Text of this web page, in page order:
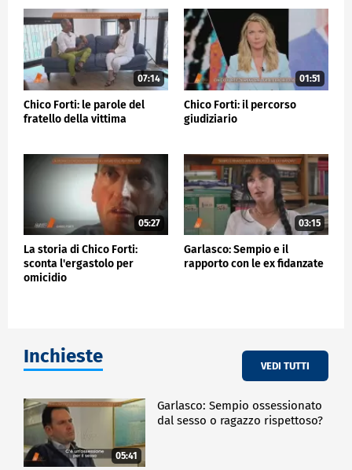
07:14
Chico Forti: le parole del
fratello della vittima
01:51
Chico Forti: il percorso
giudiziario
05:27
La storia di Chico Forti:
sconta l'ergastolo per
omicidio
03:15
Garlasco: Sempio e il
rapporto con le ex fidanzate
Inchieste VEDI TUTTI
05:41
Garlasco: Sempio ossessionato
dal sesso o ragazzo rispettoso?